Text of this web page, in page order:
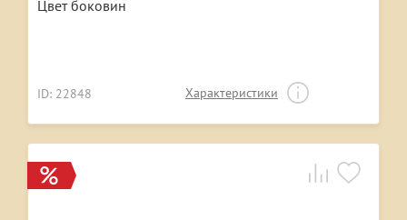
Цвет боковин
ID: 22848 Характеристики